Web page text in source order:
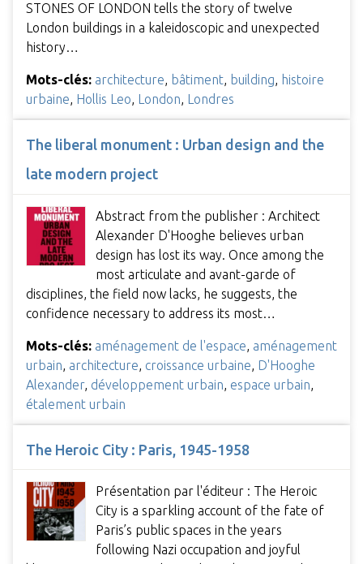
STONES OF LONDON tells the story of twelve
London buildings in a kaleidoscopic and unexpected
history…
Mots-clés: architecture, bâtiment, building, histoire
urbaine, Hollis Leo, London, Londres
The liberal monument : Urban design and the
late modern project
Abstract from the publisher : Architect
Alexander D'Hooghe believes urban
design has lost its way. Once among the
most articulate and avant-garde of
disciplines, the field now lacks, he suggests, the
confidence necessary to address its most…
Mots-clés: aménagement de l'espace aménagement
urbain architecture croissance urbaine D'Hooghe
Alexander, développement urbain espace urbain
étalement urbain
The Heroic City : Paris, 1945-1958
Présentation par l'éditeur : The Heroic
City is a sparkling account of the fate of
Paris’s public spaces in the years
following Nazi occupation and joyful